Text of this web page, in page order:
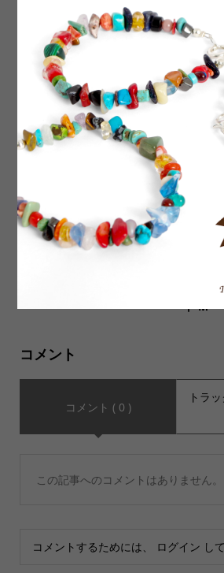
【FULLCOUNT フルカウン
ト】2107BK Type1 Black de
nim jacket ONE WASH ブ...
ャン
ーズ3
USED
tice
ト M
コメント
コメント ( 0 )
トラ
この記事へのコメントはありません。
コメントするためには、 ログイン し